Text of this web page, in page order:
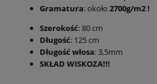
Gramatura: około 2700g/m2 !
Szerokość: 80 cm
Długość: 125 cm
Długość włosa: 3,5mm
SKŁAD WISKOZA!!!